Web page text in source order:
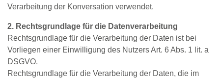
Verarbeitung der Konversation verwendet.
2. Rechtsgrundlage für die Datenverarbeitung
Rechtsgrundlage für die Verarbeitung der Daten ist bei
Vorliegen einer Einwilligung des Nutzers Art. 6 Abs. 1 lit. a
DSGVO.
Rechtsgrundlage für die Verarbeitung der Daten, die im